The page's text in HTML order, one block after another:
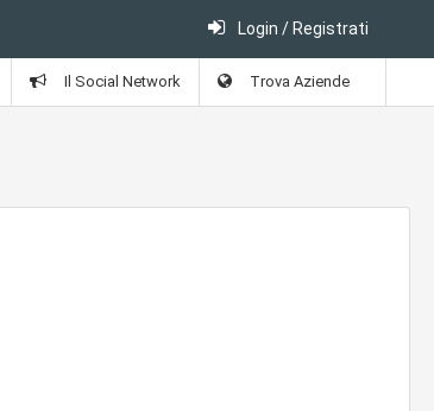
Login / Registrati
Il Social Network Trova Aziende